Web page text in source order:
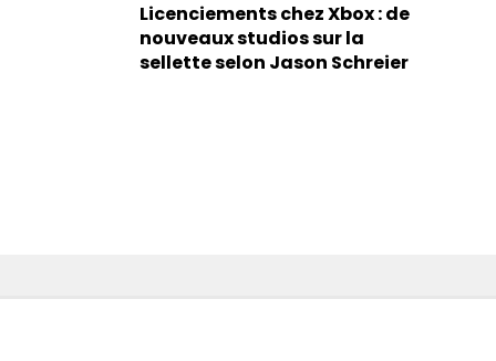
Licenciements chez Xbox : de
nouveaux studios sur la
sellette selon Jason Schreier